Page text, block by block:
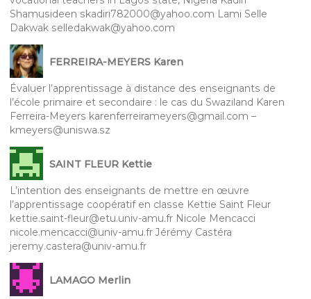
Shamusideen skadiri782000@yahoo.com Lami Selle
Dakwak selledakwak@yahoo.com
FERREIRA-MEYERS Karen
Évaluer l’apprentissage à distance des enseignants de
l’école primaire et secondaire : le cas du Swaziland Karen
Ferreira-Meyers karenferreirameyers@gmail.com –
kmeyers@uniswa.sz
SAINT FLEUR Kettie
L’intention des enseignants de mettre en œuvre
l’apprentissage coopératif en classe Kettie Saint Fleur
kettie.saint-fleur@etu.univ-amu.fr Nicole Mencacci
nicole.mencacci@univ-amu.fr Jérémy Castéra
jeremy.castera@univ-amu.fr
LAMAGO Merlin